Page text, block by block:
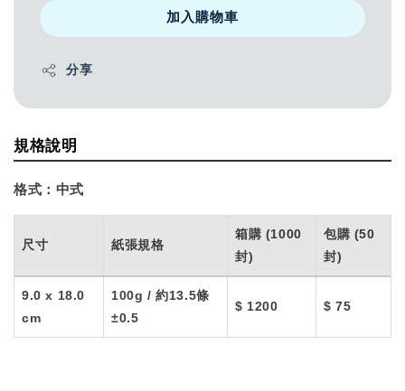
加入購物車
分享
規格說明
格式： 中式
尺寸 紙張規格
箱購 (1000
封)
包購 (50
封)
9.0 x 18.0
cm
100g / 約13.5條
±0.5
$ 1200 $ 75